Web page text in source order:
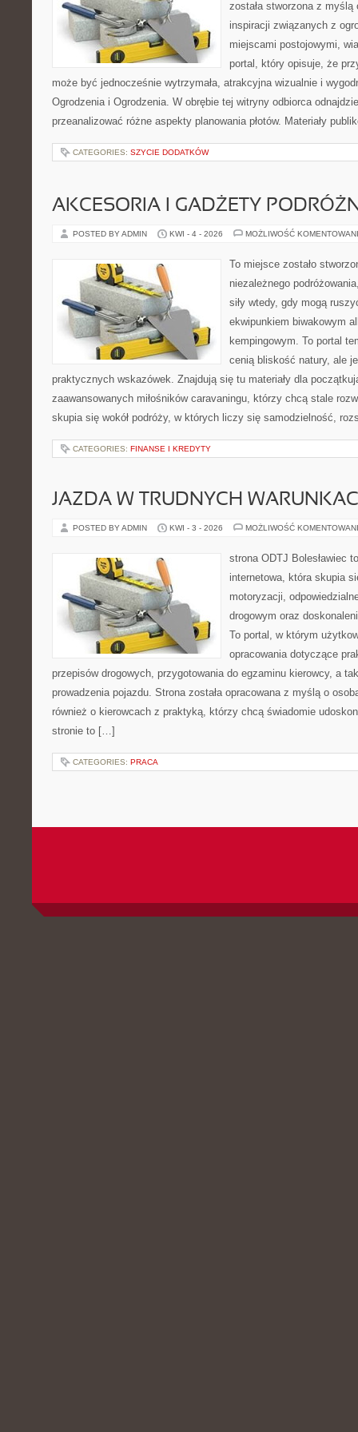
została stworzona z
inspiracji związanych z
miejscami postojowymi,
portal, który opisuje, że
może być jednocześnie wytrzymała, atrakcyjna wizualnie i
Ogrodzenia i Ogrodzenia. W obrębie tej witryny odbiorca
przeanalizować różne aspekty planowania płotów. Materiały
CATEGORIES: SZYCIE DODATKÓW
AKCESORIA I GADŻETY
POSTED BY ADMIN KWI - 4 - 2026 MOŻLIWOŚĆ
To miejsce zostało
niezależnego
siły wtedy, gdy mogą
ekwipunkiem biwakowym
kempingowym. To portal
cenią bliskość natury, ale
praktycznych wskazówek. Znajdują się tu materiały dla
zaawansowanych miłośników caravaningu, którzy chcą stale
skupia się wokół podróży, w których liczy się samodzielność,
CATEGORIES: FINANSE I KREDYTY
JAZDA W TRUDNYCH
POSTED BY ADMIN KWI - 3 - 2026 MOŻLIWOŚĆ
strona ODTJ Bolesławiec
internetowa, która skupia
motoryzacji,
drogowym oraz
To portal, w którym
opracowania dotyczące
przepisów drogowych, przygotowania do egzaminu kierowcy, a
prowadzenia pojazdu. Strona została opracowana z myślą o
również o kierowcach z praktyką, którzy chcą świadomie
stronie to […]
CATEGORIES: PRACA